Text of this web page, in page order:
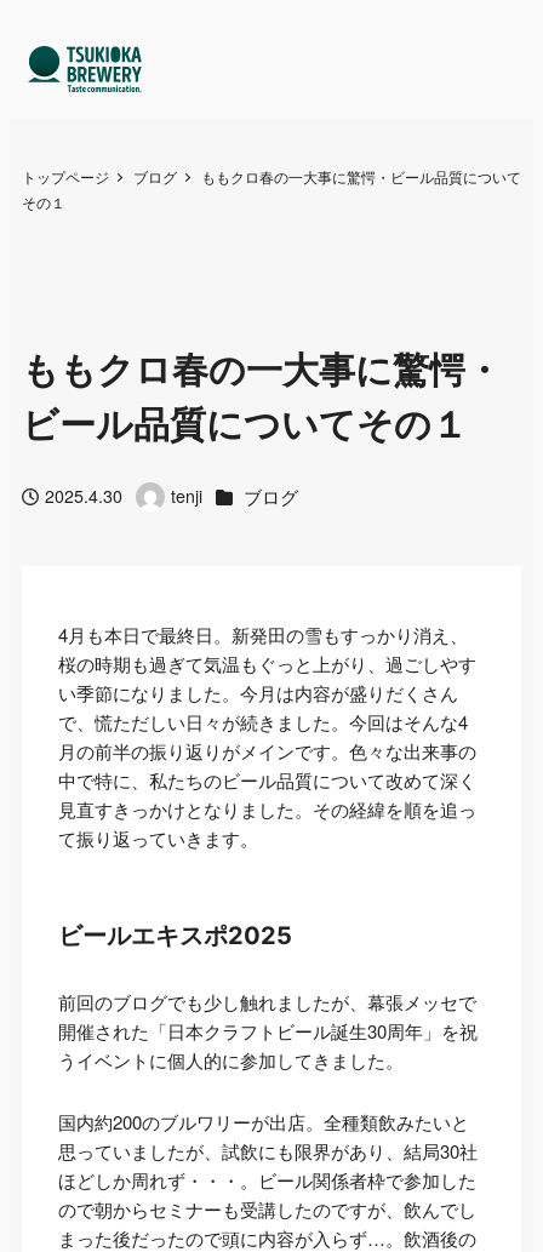
トップページ ブログ
ももクロ春の一大事に驚愕・ビール品質について
その１
ももクロ春の一大事に驚愕・
ビール品質についてその１
投稿日2025.4.30 著
tenji カテゴリー
ブログ
4月も本日で最終日。新発田の雪もすっかり消え、
桜の時期も過ぎて気温もぐっと上がり、過ごしやす
い季節になりました。今月は内容が盛りだくさん
で、慌ただしい日々が続きました。今回はそんな4
月の前半の振り返りがメインです。色々な出来事の
中で特に、私たちのビール品質について改めて深く
見直すきっかけとなりました。その経緯を順を追っ
て振り返っていきます。
ビールエキスポ2025
前回のブログでも少し触れましたが、幕張メッセで
開催された「日本クラフトビール誕生30周年」を祝
うイベントに個人的に参加してきました。
国内約200のブルワリーが出店。全種類飲みたいと
思っていましたが、試飲にも限界があり、結局30社
ほどしか周れず・・・。ビール関係者枠で参加した
ので朝からセミナーも受講したのですが、飲んでし
まった後だったので頭に内容が入らず…。飲酒後の